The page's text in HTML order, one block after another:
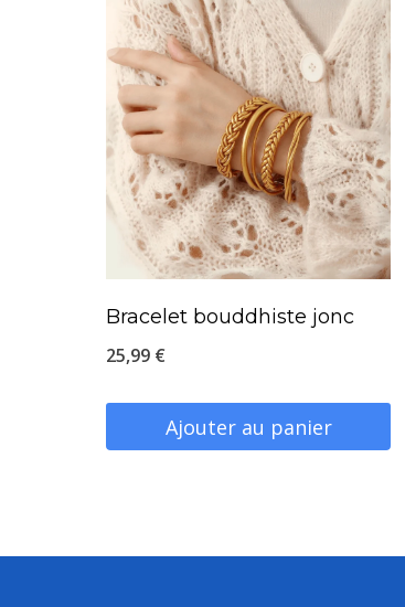
Bracelet bouddhiste jonc
25,99 €
Ajouter au panier